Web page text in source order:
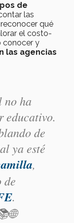
de
las
qué
el costo-
conocer y
las agencias
no ha
educativo.
de
ya esté
,
de
.